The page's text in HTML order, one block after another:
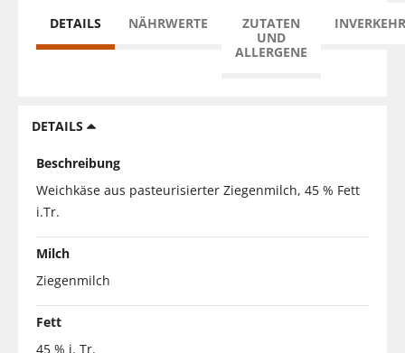
DETAILS NÄHRWERTE
ZUTATEN
UND
ALLERGENE
DETAILS
Beschreibung
Weichkäse aus pasteurisierter Ziegenmilch, 45 % Fett
i.Tr.
Milch
Ziegenmilch
Fett
45 % i. Tr.